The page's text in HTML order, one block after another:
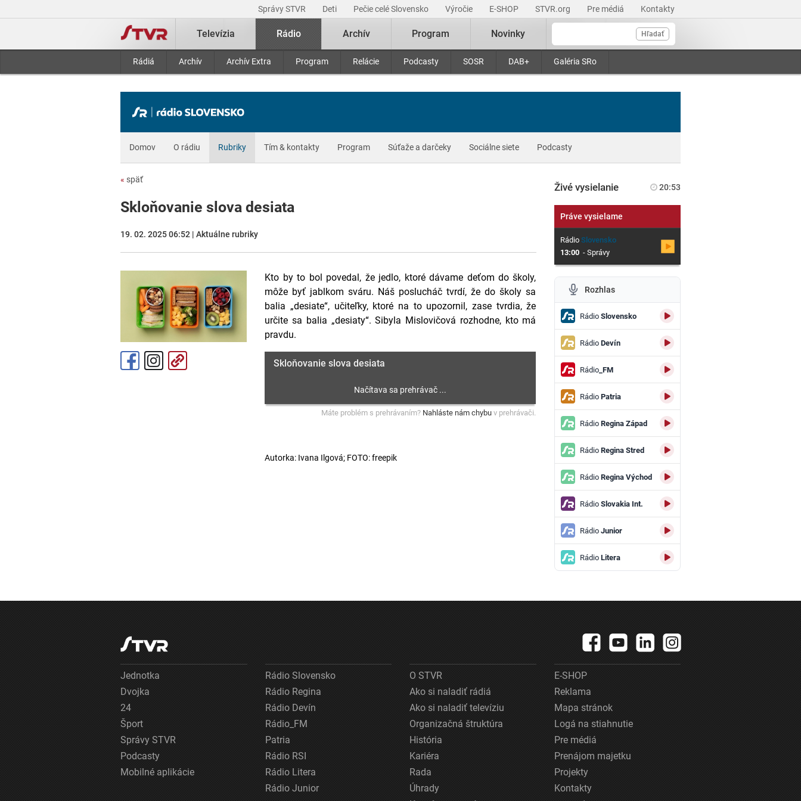
Správy STVR Deti Pečie celé Slovensko Výročie E-SHOP STVR.org Pre médiá Kontakty
Hľadať
Televízia Rádio
Rádiá Archív Archív Extra Program Relácie Podcasty SOSR DAB+ Galéria SRo
Archív Program Novinky
Domov O rádiu Rubriky Tím & kontakty Program Súťaže a darčeky Sociálne siete Podcasty
« späť
Skloňovanie slova desiata
19. 02. 2025 06:52 | Aktuálne rubriky
Kto by to bol povedal, že jedlo, ktoré dávame deťom do školy,
môže byť jablkom sváru. Náš poslucháč tvrdí, že do školy sa
balia „desiate“, učiteľky, ktoré na to upozornil, zase tvrdia, že
určite sa balia „desiaty“. Sibyla Mislovičová rozhodne, kto má
pravdu.
Skloňovanie slova desiata
Máte problém s prehrávaním? Nahláste nám chybu v prehrávači.
Autorka: Ivana Ilgová; FOTO: freepik
Živé vysielanie 20:53
Práve vysielame
RádioSlovensko
13:00 - Správy
Rozhlas
RádioSlovensko
RádioDevín
Rádio_FM
RádioPatria
RádioRegina Západ
RádioRegina Stred
RádioRegina Východ
RádioSlovakia Int.
RádioJunior
RádioLitera
Jednotka
Dvojka
24
Šport
Správy STVR
Podcasty
Mobilné aplikácie
Rádio Slovensko
Rádio Regina
Rádio Devín
Rádio_FM
Patria
Rádio RSI
Rádio Litera
Rádio Junior
O STVR
Ako si naladiť rádiá
Ako si naladiť televíziu
Organizačná štruktúra
História
Kariéra
Rada
Úhrady
E-SHOP
Reklama
Mapa stránok
Logá na stiahnutie
Pre médiá
Prenájom majetku
Projekty
Kontakty